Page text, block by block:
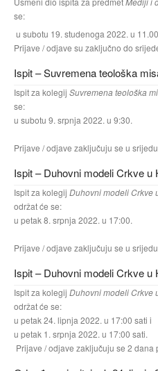
se:
u subotu 19. studenoga 2022. u
Prijave / odjave su zaključno do
Ispit – Suvremena teološka
Ispit za kolegij Suvremena teološka
se:
u subotu 9. srpnja 2022. u 9:30.
Prijave / odjave zaključuju se u
Ispit – Duhovni modeli Crkve u
Ispit za kolegij Duhovni modeli Crkve
održat će se:
u petak 8. srpnja 2022. u 17:00.
Prijave / odjave zaključuju se u
Ispit – Duhovni modeli Crkve u
Ispit za kolegij Duhovni modeli Crkve
održat će se:
u petak 24. lipnja 2022. u 17:00 sati i
u petak 1. srpnja 2022. u 17:00 sati.
Prijave / odjave zaključuju se 2